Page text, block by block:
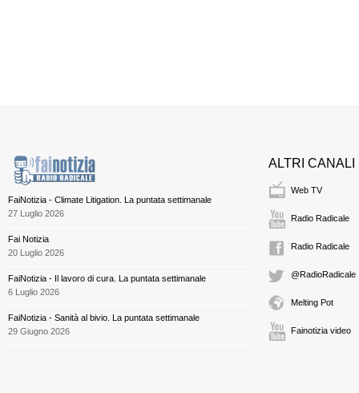
FaiNotizia - Climate Litigation. La puntata settimanale
27 Luglio 2026
Fai Notizia
20 Luglio 2026
FaiNotizia - Il lavoro di cura. La puntata settimanale
6 Luglio 2026
FaiNotizia - Sanità al bivio. La puntata settimanale
29 Giugno 2026
ALTRI CANALI
Web TV
Radio Radicale
Radio Radicale
@RadioRadicale
Melting Pot
Fainotizia video